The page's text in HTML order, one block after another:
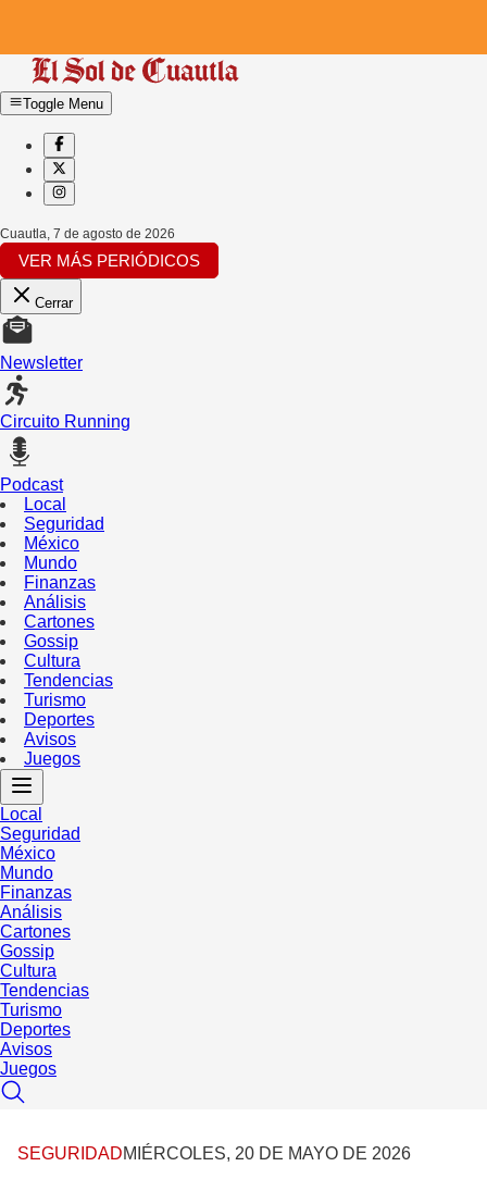
Toggle Menu
Cuautla, 7 de agosto de 2026
VER MÁS PERIÓDICOS
Cerrar
Newsletter
Circuito Running
Podcast
Local
Seguridad
México
Mundo
Finanzas
Análisis
Cartones
Gossip
Cultura
Tendencias
Turismo
Deportes
Avisos
Juegos
Local
Seguridad
México
Mundo
Finanzas
Análisis
Cartones
Gossip
Cultura
Tendencias
Turismo
Deportes
Avisos
Juegos
SEGURIDADMIÉRCOLES, 20 DE MAYO DE 2026